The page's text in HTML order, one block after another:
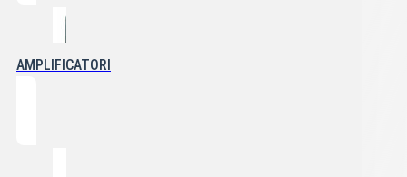
AMPLIFICATORI